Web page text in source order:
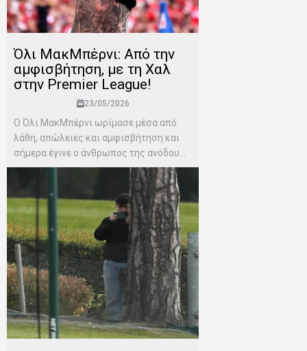
Όλι ΜακΜπέρνι: Aπό την
αμφισβήτηση, με τη Χαλ
στην Premier League!
23/05/2026
Ο Όλι ΜακΜπέρνι ωρίμασε μέσα από
λάθη, απώλειες και αμφισβήτηση και
σήμερα έγινε ο άνθρωπος της ανόδου...